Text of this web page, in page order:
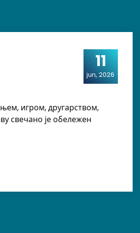
11
jun, 2026
игром, другарством,
свечано је обележен